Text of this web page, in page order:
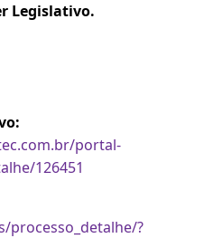
Legislativo.
portal-
126451
?